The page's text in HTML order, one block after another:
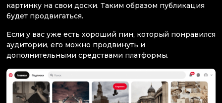
картинку на свои доски. Таким образом публикация
будет продвигаться.
Если у вас уже есть хороший пин, который понравился
аудитории, его можно продвинуть и
дополнительными средствами платформы.